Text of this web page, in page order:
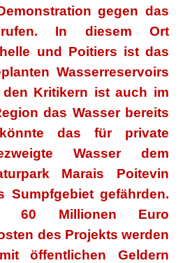
gegen das
In diesem Ort
und Poitiers ist das
Wasserreservoirs
Kritikern ist auch im
das Wasser bereits
das für private
Wasser dem
Marais Poitevin
Sumpfgebiet gefährden.
60 Millionen Euro
des Projekts werden
öffentlichen Geldern